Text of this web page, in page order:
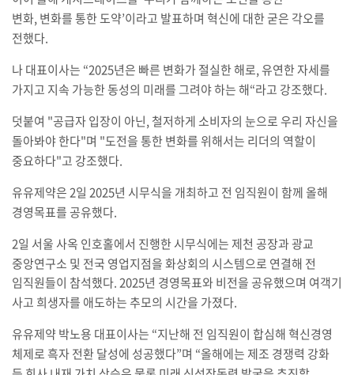
변화, 변화를 통한 도약’이라고 발표하며 혁신에 대한 굳은 각오를
전했다.
나 대표이사는 “2025년은 빠른 변화가 절실한 해로,유연한 자세를
가지고 지속 가능한 동성의 미래를 그려야 하는 해“라고 강조했다.
덧붙여 "공급자 입장이 아닌, 철저하게 소비자의 눈으로 우리 자신을
돌아봐야 한다"며 "도전을 통한 변화를 위해서는 리더의 역할이
중요하다"고 강조했다.
유유제약은2일 2025년 시무식을 개최하고 전 임직원이 함께 올해
경영목표를 공유했다.
2일 서울 사옥 인호홀에서 진행한 시무식에는 제천 공장과 광교
중앙연구소 및 전국 영업지점을 화상회의 시스템으로 연결해 전
임직원들이 참석했다. 2025년 경영목표와 비전을 공유했으며 여객기
사고 희생자를 애도하는 추모의 시간을 가졌다.
유유제약 박노용 대표이사는 “지난해 전 임직원이 합심해 혁신경영
체제로 흑자 전환 달성에 성공했다”며 “올해에는 제조 경쟁력 강화